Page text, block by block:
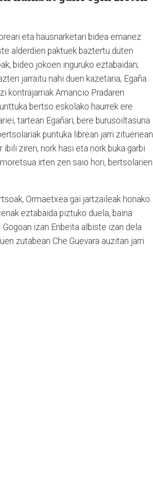
eta hausnarketari bidea emanez:
alderdien paktuek baztertu duten
bideo jokoen inguruko eztabaidan;
jarraitu nahi duen kazetaria; Egaña
kontrajarriak Amancio Pradaren
bertso eskolako haurrek ere
tartean Egañari, bere burusoiltasuna
puntuka librean jarri zituenean
ziren, nork hasi eta nork buka garbi
irten zen saio hori, bertsolarien
Ormaetxea gai jartzaileak honako
eztabaida piztuko duela, baina
Gogoan izan Enbeita albiste izan dela
zutabean Che Guevara auzitan jarri